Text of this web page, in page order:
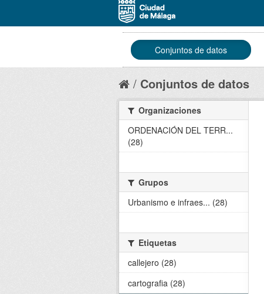
Conjuntos de datos
Conjuntos de datos
Organizaciones
ORDENACIÓN DEL TERR...
(28)
Grupos
Urbanismo e infraes... (28)
Etiquetas
callejero (28)
cartografia (28)